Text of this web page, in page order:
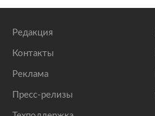
Редакция
Контакты
Реклама
Пресс-релизы